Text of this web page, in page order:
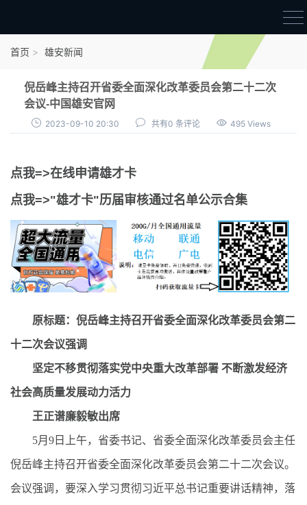
审核通过公示
首页 雄安新闻
倪岳峰主持召开省委全面深化改革委员会第二十二次
会议-中国雄安官网
2023-09-10 20:30 共有0 条评论 495 Views
点我=>在线申请雄才卡
点我=>"雄才卡"历届审核通过名单公示合集
原标题：倪岳峰主持召开省委全面深化改革委员会第二
十二次会议强调
坚定不移贯彻落实党中央重大改革部署 不断激发经济
社会高质量发展动力活力
王正谱廉毅敏出席
5月9日上午，省委书记、省委全面深化改革委员会主任
倪岳峰主持召开省委全面深化改革委员会第二十二次会议。
会议强调，要深入学习贯彻习近平总书记重要讲话精神，落